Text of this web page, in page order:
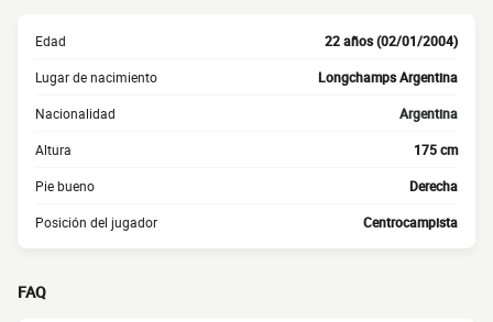
Edad 22 años (02/01/2004)
Lugar de nacimiento Longchamps Argentina
Nacionalidad Argentina
Altura 175 cm
Pie bueno Derecha
Posición del jugador Centrocampista
FAQ